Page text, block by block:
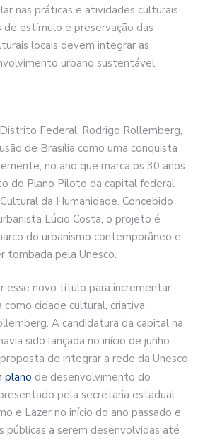
nas práticas e atividades culturais.
de estímulo e preservação das
locais devem integrar as
urbano sustentável.
Federal, Rodrigo Rollemberg,
de Brasília como uma conquista
no ano que marca os 30 anos
do Plano Piloto da capital federal
da Humanidade. Concebido
Lúcio Costa, o projeto é
do urbanismo contemporâneo e
tombada pela Unesco.
esse novo título para incrementar
como cidade cultural, criativa,
A candidatura da capital na
sido lançada no início de junho
de integrar a rede da Unesco
plano de desenvolvimento do
pela secretaria estadual
e Lazer no início do ano passado e
públicas a serem desenvolvidas até